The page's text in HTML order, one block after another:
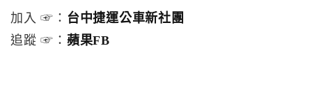
加入 ☞： 台中捷運公車新社團
追蹤 ☞： 蘋果FB